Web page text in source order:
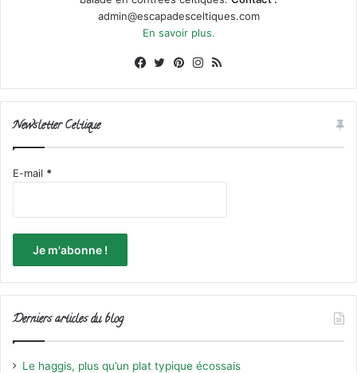
admin@escapadesceltiques.com
En savoir plus.
Facebook
X PinterestInstagram
Newsletter Celtique
E-mail *
Derniers articles du blog
Le haggis, plus qu’un plat typique écossais